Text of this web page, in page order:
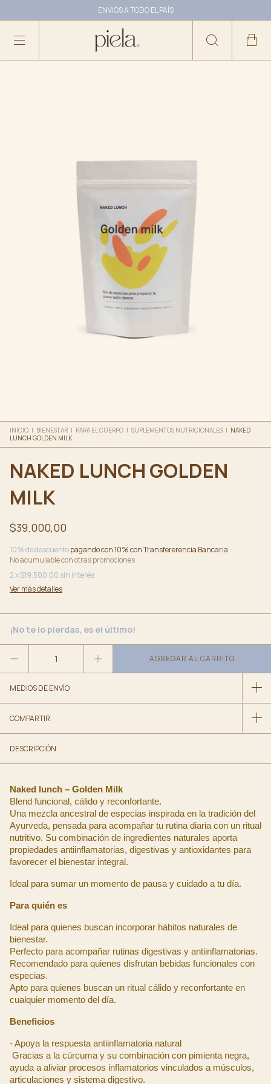
ENVIOS A TODO EL PAÍS
10% OFF ABONANDO CON TRANSFERENCIA
INICIO | BIENESTAR | PARA EL CUERPO | SUPLEMENTOS NUTRICIONALES | NAKED
LUNCH GOLDEN MILK
NAKED LUNCH GOLDEN
MILK
$39.000,00
10% de descuentopagando con 10% con Transfererencia Bancaria
No acumulable con otras promociones
2x$19.500,00 sin interés
Ver más detalles
¡No te lo pierdas, es el último!
MEDIOS DE ENVÍO
COMPARTIR
DESCRIPCIÓN
Naked lunch – Golden Milk
Blend funcional, cálido y reconfortante.
Una mezcla ancestral de especias inspirada en la tradición del
Ayurveda, pensada para acompañar tu rutina diaria con un ritual
nutritivo. Su combinación de ingredientes naturales aporta
propiedades antiinflamatorias, digestivas y antioxidantes para
favorecer el bienestar integral.
Ideal para sumar un momento de pausa y cuidado a tu día.
Para quién es
Ideal para quienes buscan incorporar hábitos naturales de
bienestar.
Perfecto para acompañar rutinas digestivas y antiinflamatorias.
Recomendado para quienes disfrutan bebidas funcionales con
especias.
Apto para quienes buscan un ritual cálido y reconfortante en
cualquier momento del día.
Beneficios
- Apoya la respuesta antiinflamatoria natural
ayuda a aliviar procesos inflamatorios vinculados a músculos,
articulaciones y sistema digestivo.